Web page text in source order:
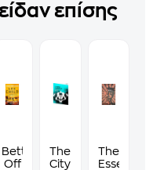
επίσης
Better
Off
The
City
The
Essential